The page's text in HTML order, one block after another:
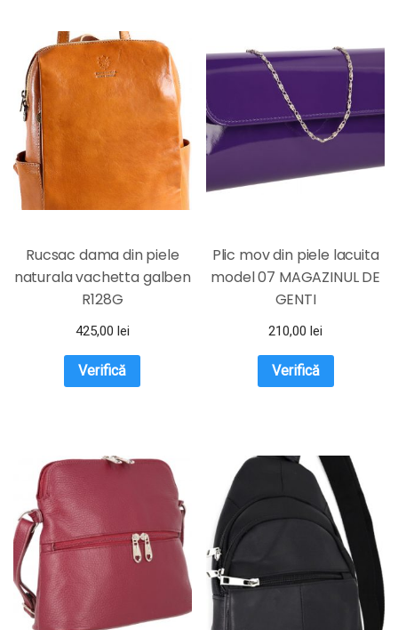
Rucsac dama din piele
naturala vachetta galben
R128G
425,00 lei
Verifică
Plic mov din piele lacuita
model 07 MAGAZINUL DE
GENTI
210,00lei
Verifică